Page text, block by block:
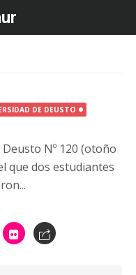
DE DEUSTO
Nº 120 (otoño
que dos estudiantes